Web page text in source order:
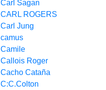
Carl Sagan
CARL ROGERS
Carl Jung
camus
Camile
Callois Roger
Cacho Cataña
C:C.Colton